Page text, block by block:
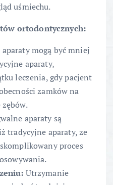
uśmiechu.
ortodontycznych:
mogą być mniej
aparaty,
leczenia, gdy pacjent
zamków na
aparaty są
tradycyjne aparaty, ze
proces
Utrzymanie